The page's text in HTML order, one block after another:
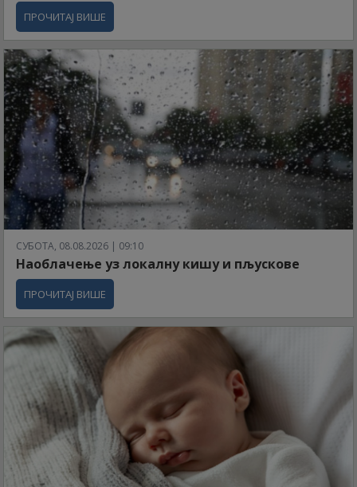
ПРОЧИТАЈ ВИШЕ
СУБОТА, 08.08.2026 | 09:10
Наоблачење уз локалну кишу и пљускове
ПРОЧИТАЈ ВИШЕ